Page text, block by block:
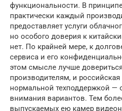
функциональности. В
практически каждый
предоставляет услуги
но особого доверия к
нет. По крайней мере, к
сервиса и его
этом смысле лучше
производителям, и
нормальной техподдержкой —
внимания вариантов. Тем
выпускаемых ею камер